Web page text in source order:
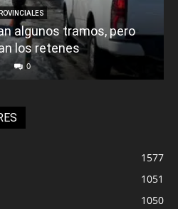
algunos tramos, pero
los retenes
0
1577
1051
1050